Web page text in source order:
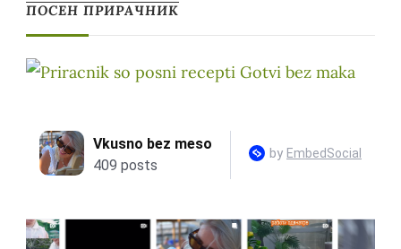
ПОСЕН ПРИРАЧНИК